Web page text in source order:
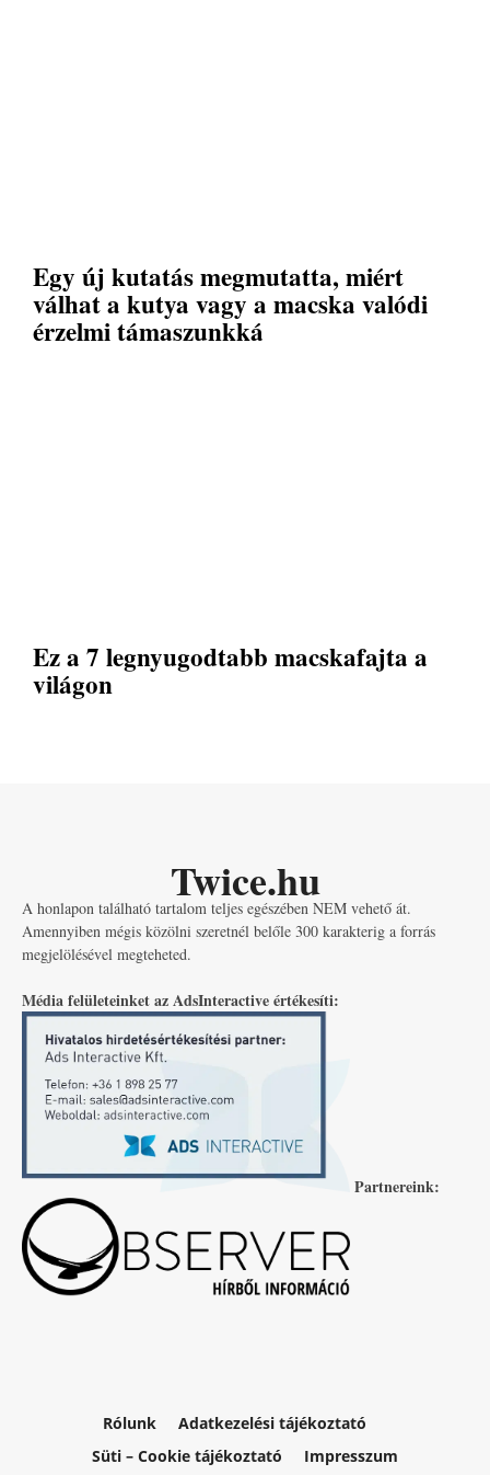
Egy új kutatás megmutatta, miért
válhat a kutya vagy a macska valódi
érzelmi támaszunkká
Ez a 7 legnyugodtabb macskafajta a
világon
Twice.hu
A honlapon található tartalom teljes egészében NEM vehető át.
Amennyiben mégis közölni szeretnél belőle 300 karakterig a forrás
megjelölésével megteheted.
Média felületeinket az AdsInteractive értékesíti:
Partnereink:
Rólunk
Adatkezelési tájékoztató
Süti – Cookie tájékoztató
Impresszum